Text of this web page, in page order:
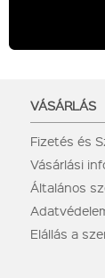
VÁSÁRLÁS
Fizetés és
Vásárlási
Általános
Elállás a